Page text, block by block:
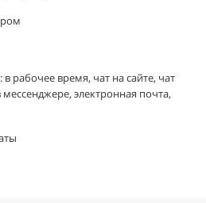
рабочее время, чат на сайте, чат
мессенджере, электронная почта,